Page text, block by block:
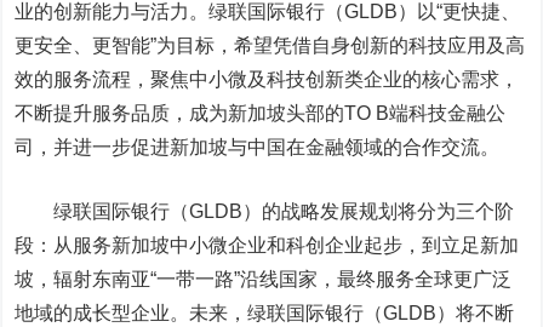
业的创新能力与活力。绿联国际银行（GLDB）以“更快捷、
更安全、更智能”为目标，希望凭借自身创新的科技应用及高
效的服务流程，聚焦中小微及科技创新类企业的核心需求，
不断提升服务品质，成为新加坡头部的TO B端科技金融公
司，并进一步促进新加坡与中国在金融领域的合作交流。
绿联国际银行（GLDB）的战略发展规划将分为三个阶
段：从服务新加坡中小微企业和科创企业起步，到立足新加
坡，辐射东南亚“一带一路”沿线国家，最终服务全球更广泛
地域的成长型企业。未来，绿联国际银行（GLDB）将不断